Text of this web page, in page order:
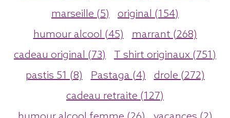
marseille (5)
original (154)
humour alcool (45)
marrant (268)
cadeau original (73)
T shirt originaux (751)
pastis 51 (8)
Pastaga (4)
drole (272)
cadeau retraite (127)